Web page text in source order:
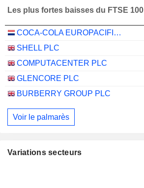
Les plus fortes baisses du FTSE 100
COCA-COLA EUROPACIFIC PARTNERS PLC
SHELL PLC
COMPUTACENTER PLC
GLENCORE PLC
BURBERRY GROUP PLC
Voir le palmarès
Variations secteurs